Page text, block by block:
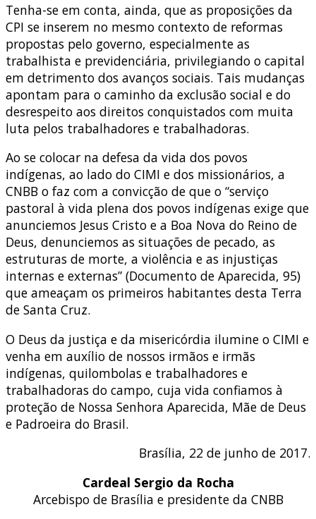
Tenha-se em conta, ainda, que as proposições da
CPI se inserem no mesmo contexto de reformas
propostas pelo governo, especialmente as
trabalhista e previdenciária, privilegiando o capital
em detrimento dos avanços sociais. Tais mudanças
apontam para o caminho da exclusão social e do
desrespeito aos direitos conquistados com muita
luta pelos trabalhadores e trabalhadoras.
Ao se colocar na defesa da vida dos povos
indígenas, ao lado do CIMI e dos missionários, a
CNBB o faz com a convicção de que o “serviço
pastoral à vida plena dos povos indígenas exige que
anunciemos Jesus Cristo e a Boa Nova do Reino de
Deus, denunciemos as situações de pecado, as
estruturas de morte, a violência e as injustiças
internas e externas” (Documento de Aparecida, 95)
que ameaçam os primeiros habitantes desta Terra
de Santa Cruz.
O Deus da justiça e da misericórdia ilumine o CIMI e
venha em auxílio de nossos irmãos e irmãs
indígenas, quilombolas e trabalhadores e
trabalhadoras do campo, cuja vida confiamos à
proteção de Nossa Senhora Aparecida, Mãe de Deus
e Padroeira do Brasil.
Brasília, 22 de junho de 2017.
Cardeal Sergio da Rocha
Arcebispo de Brasília e presidente da CNBB